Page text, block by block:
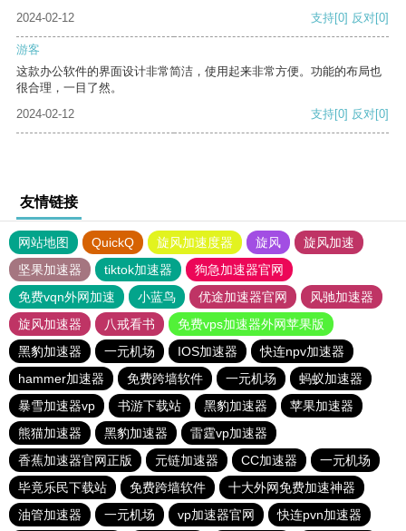
2024-02-12
支持[0] 反对[0]
游客
这款办公软件的界面设计非常简洁，使用起来非常方便。功能的布局也
很合理，一目了然。
2024-02-12
支持[0] 反对[0]
友情链接
网站地图 QuickQ 旋风加速度器 旋风
旋风加速
坚果加速器
tiktok加速器
狗急加速器官网
免费vqn外网加速
小蓝鸟 优途加速器官网
风驰加速器
旋风加速器
八戒看书
免费vps加速器外网苹果版
黑豹加速器
一元机场 IOS加速器
快连npv加速器
hammer加速器
免费跨墙软件 一元机场
蚂蚁加速器
暴雪加速器vp
书游下载站 黑豹加速器
苹果加速器
熊猫加速器
黑豹加速器
雷霆vp加速器
香蕉加速器官网正版
元链加速器 CC加速器
一元机场
毕竟乐民下载站
免费跨墙软件
十大外网免费加速神器
油管加速器
一元机场 vp加速器官网 快连pvn加速器